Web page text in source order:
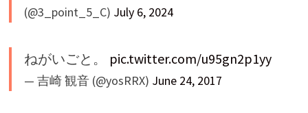
(@3_point_5_C) July 6, 2024
ねがいごと。 pic.twitter.com/u95gn2p1yy
— 吉崎 観音 (@yosRRX) June 24, 2017